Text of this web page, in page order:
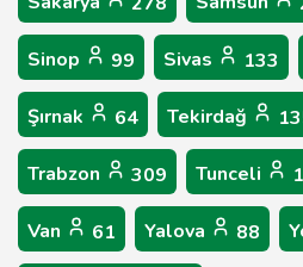
Sinop 99 Sivas 133
Şırnak 64 Tekirdağ
Trabzon 309 Tunceli
Van 61 Yalova 88